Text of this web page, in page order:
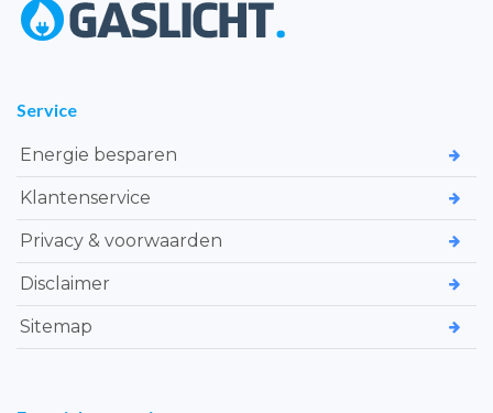
Service
Energie besparen
Klantenservice
Privacy & voorwaarden
Disclaimer
Sitemap